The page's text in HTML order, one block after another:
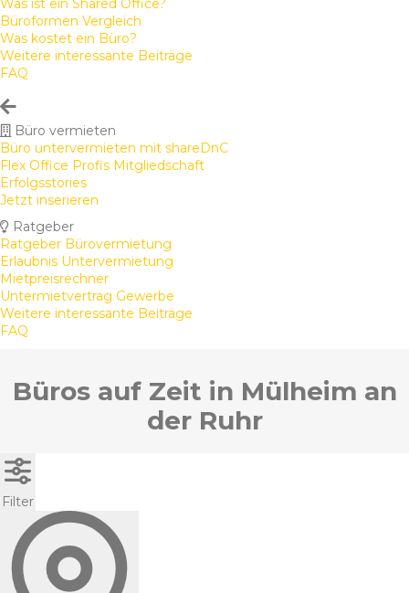
Was ist ein Shared Office?
Büroformen Vergleich
Was kostet ein Büro?
Weitere interessante Beiträge
FAQ
Büro vermieten
Büro untervermieten mit shareDnC
Flex Office Profis Mitgliedschaft
Erfolgsstories
Jetzt inserieren
Ratgeber
Ratgeber Bürovermietung
Erlaubnis Untervermietung
Mietpreisrechner
Untermietvertrag Gewerbe
Weitere interessante Beiträge
FAQ
Büros auf Zeit in Mülheim an
der Ruhr
Filter